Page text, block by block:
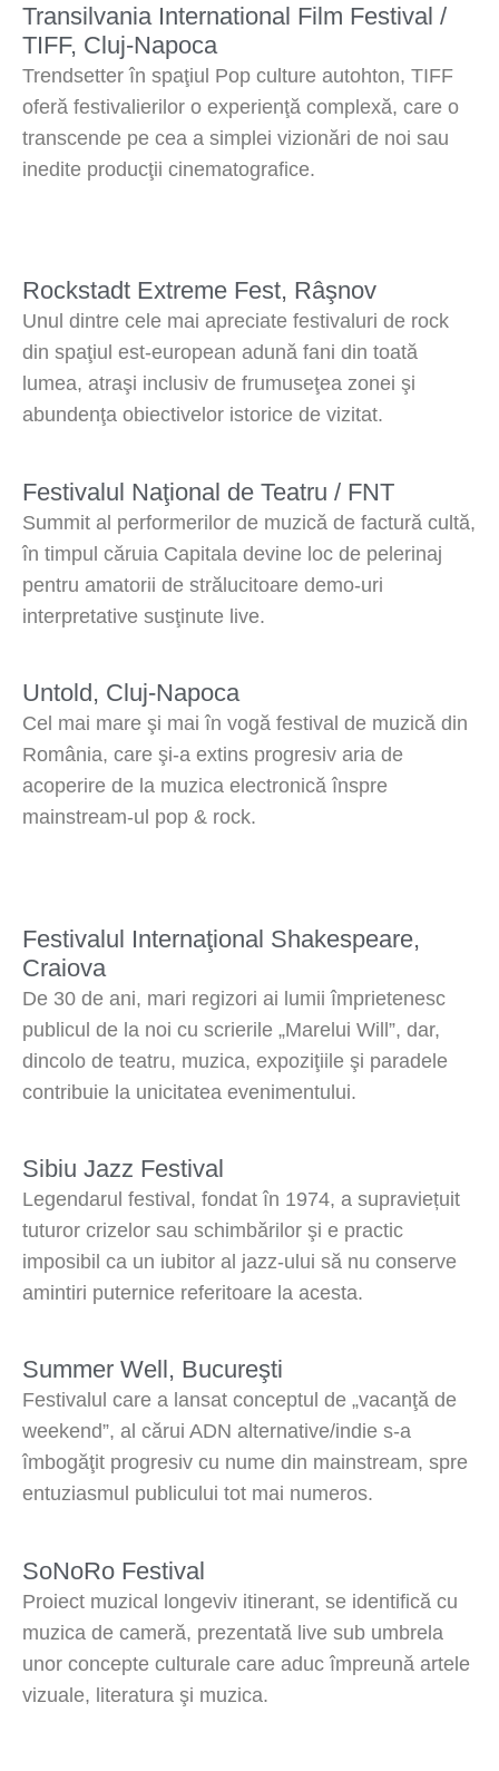
Transilvania International Film Festival /
TIFF, Cluj-Napoca
Trendsetter în spaţiul Pop culture autohton, TIFF
oferă festivalierilor o experienţă complexă, care o
transcende pe cea a simplei vizionări de noi sau
inedite producţii cinematografice.
Rockstadt Extreme Fest, Râşnov
Unul dintre cele mai apreciate festivaluri de rock
din spaţiul est-european adună fani din toată
lumea, atraşi inclusiv de frumuseţea zonei şi
abundenţa obiectivelor istorice de vizitat.
Festivalul Naţional de Teatru / FNT
Summit al performerilor de muzică de factură cultă,
în timpul căruia Capitala devine loc de pelerinaj
pentru amatorii de strălucitoare demo-uri
interpretative susţinute live.
Untold, Cluj-Napoca
Cel mai mare şi mai în vogă festival de muzică din
România, care şi-a extins progresiv aria de
acoperire de la muzica electronică înspre
mainstream-ul pop & rock.
Festivalul Internaţional Shakespeare,
Craiova
De 30 de ani, mari regizori ai lumii împrietenesc
publicul de la noi cu scrierile „Marelui Will”, dar,
dincolo de teatru, muzica, expoziţiile şi paradele
contribuie la unicitatea evenimentului.
Sibiu Jazz Festival
Legendarul festival, fondat în 1974, a supraviețuit
tuturor crizelor sau schimbărilor şi e practic
imposibil ca un iubitor al jazz-ului să nu conserve
amintiri puternice referitoare la acesta.
Summer Well, Bucureşti
Festivalul care a lansat conceptul de „vacanţă de
weekend”, al cărui ADN alternative/indie s-a
îmbogăţit progresiv cu nume din mainstream, spre
entuziasmul publicului tot mai numeros.
SoNoRo Festival
Proiect muzical longeviv itinerant, se identifică cu
muzica de cameră, prezentată live sub umbrela
unor concepte culturale care aduc împreună artele
vizuale, literatura şi muzica.